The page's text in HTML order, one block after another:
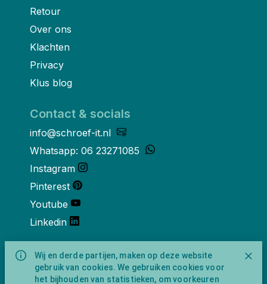
Wij en derde partijen, maken op deze website
gebruik van cookies. We gebruiken cookies voor
het bijhouden van statistieken, om voorkeuren
Retour
Over ons
Klachten
Privacy
Klus blog
Contact & socials
info@schroef-it.nl
Whatsapp: 06 23271085
Instagram
Pinterest
Youtube
Linkedin
Over ons
Schroef-it is een handelsnaam van